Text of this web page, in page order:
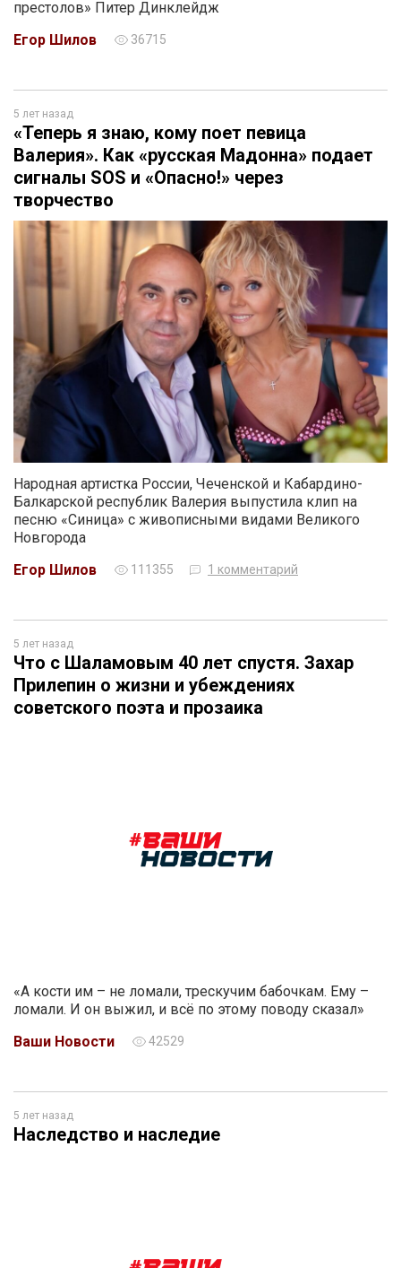
престолов» Питер Динклейдж
Егор Шилов
36715
5 лет назад
«Теперь я знаю, кому поет певица
Валерия». Как «русская Мадонна» подает
сигналы SOS и «Опасно!» через
творчество
Народная артистка России, Чеченской и Кабардино-
Балкарской республик Валерия выпустила клип на
песню «Синица» с живописными видами Великого
Новгорода
Егор Шилов
111355 1 комментарий
5 лет назад
Что с Шаламовым 40 лет спустя. Захар
Прилепин о жизни и убеждениях
советского поэта и прозаика
«А кости им – не ломали, трескучим бабочкам. Ему –
ломали. И он выжил, и всё по этому поводу сказал»
Ваши Новости
42529
5 лет назад
Наследство и наследие